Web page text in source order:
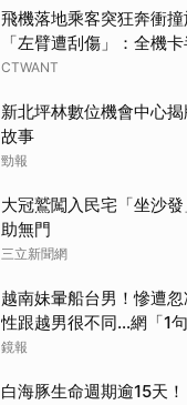
飛機落地乘客突狂奔衝
「左臂遭刮傷」：全機
CTWANT
新北坪林數位機會中心
故事
勁報
大冠鷲闖入民宅「坐沙
助無門
三立新聞網
越南妹暈船台男！慘遭
性跟越男很不同...網「1
相
鏡報
白海豚生命週期逾15天